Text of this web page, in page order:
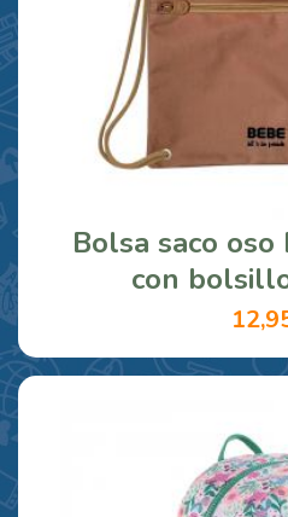
Bolsa saco oso
con